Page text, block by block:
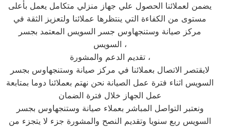
يضمن لعملائنا الحصول علي جهاز منزلي متكامل يعمل بأعلى
مستوى من الكفاءة التي ينتظرها عملائنا ولتعزيز الثقة في
مركز صيانة وستنجهاوس جسر السويس المعتمد بجسر
السويس ،
تقديم الدعم والمشورة ،
لايقتصر الاتصال بعملائنا في مركز صيانة وستنجهاوس بجسر
السويس اثناء فترة عمل الصيانة نحن نهتم بعملائنا دوما بمتابعة
عمل الجهاز خلال فترة الضمان
ونعتبر التواصل المباشر بعملاء صيانة وستنجهاوس بجسر
السويس ربع سنويا وتقديم النصح والمشورة جزء لا يتجزء من